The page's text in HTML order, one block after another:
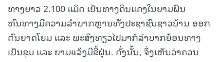
ທາງຍາວ 2.100 ແມັດ ເປັນທາງດິນແດງໃນຍາມຝົນ
ຫົນທາງມີຄວາມລຳບາກຫຼາຍທັງປະຊາຊົນຊາວບ້ານ ອອກ
ຕົນຍາດໂຍມ ແລະ ພະສົງທຽວໄປມາກໍລຳບາກຍ້ອນທາງ
ເປັນຂຸມ ແລະ ຍາມແລ້ງມີຂີ້ຝຸ່ນ. ດັ່ງນັ້ນ, ຈຶ່ງເຫັນວ່າຄວນ